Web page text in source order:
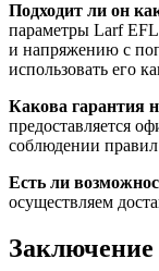
Подходит ли он
параметры Larf
и напряжению с
использовать его
Какова гарантия
предоставляется
соблюдении
Есть ли
осуществляем